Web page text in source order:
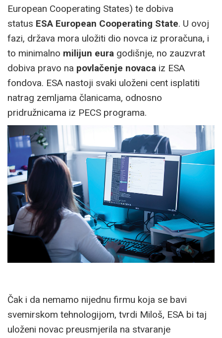
European Cooperating States) te dobiva
status ESA European Cooperating State. U ovoj
fazi, država mora uložiti dio novca iz proračuna, i
to minimalno milijun eura godišnje, no zauzvrat
dobiva pravo na povlačenje novaca iz ESA
fondova. ESA nastoji svaki uloženi cent isplatiti
natrag zemljama članicama, odnosno
pridružnicama iz PECS programa.
Čak i da nemamo nijednu firmu koja se bavi
svemirskom tehnologijom, tvrdi Miloš, ESA bi taj
uloženi novac preusmjerila na stvaranje